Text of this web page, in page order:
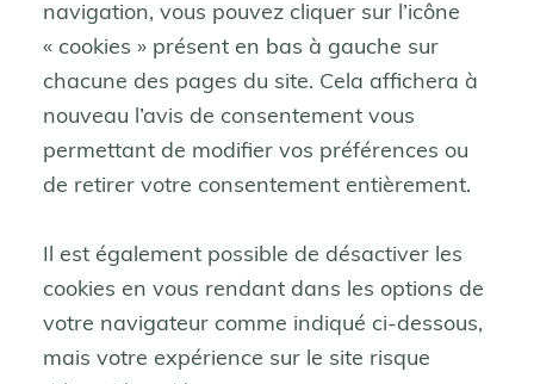
navigation, vous pouvez cliquer sur l’icône
« cookies » présent en bas à gauche sur
chacune des pages du site. Cela affichera à
nouveau l’avis de consentement vous
permettant de modifier vos préférences ou
de retirer votre consentement entièrement.
Il est également possible de désactiver les
cookies en vous rendant dans les options de
votre navigateur comme indiqué ci-dessous,
mais votre expérience sur le site risque